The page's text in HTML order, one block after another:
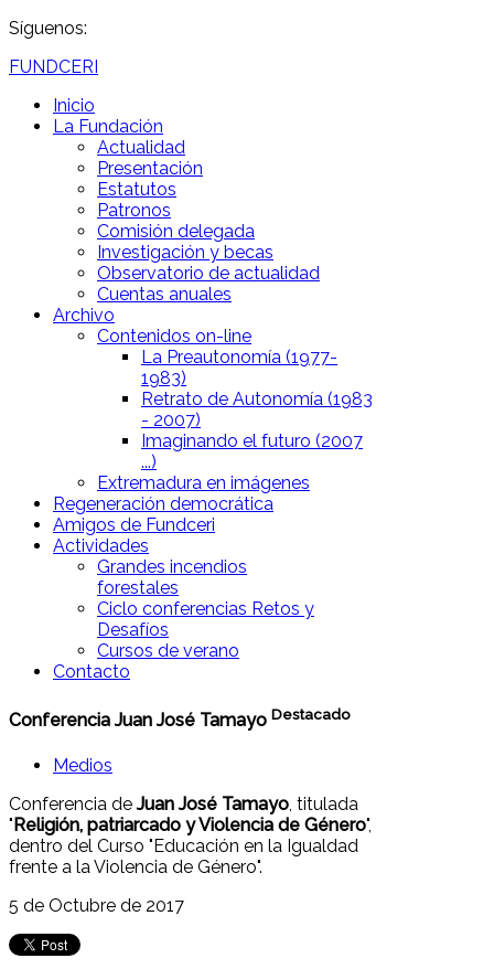
Síguenos:
FUNDCERI
Inicio
La Fundación
Actualidad
Presentación
Estatutos
Patronos
Comisión delegada
Investigación y becas
Observatorio de actualidad
Cuentas anuales
Archivo
Contenidos on-line
La Preautonomía (1977-
1983)
Retrato de Autonomía (1983
- 2007)
Imaginando el futuro (2007
...)
Extremadura en imágenes
Regeneración democrática
Amigos de Fundceri
Actividades
Grandes incendios
forestales
Ciclo conferencias Retos y
Desafíos
Cursos de verano
Contacto
Conferencia Juan José Tamayo Destacado
Medios
Conferencia deJuan José Tamayo, titulada
"Religión, patriarcado y Violencia de Género",
dentro del Curso "Educación en la Igualdad
frente a la Violencia de Género".
5 de Octubre de 2017